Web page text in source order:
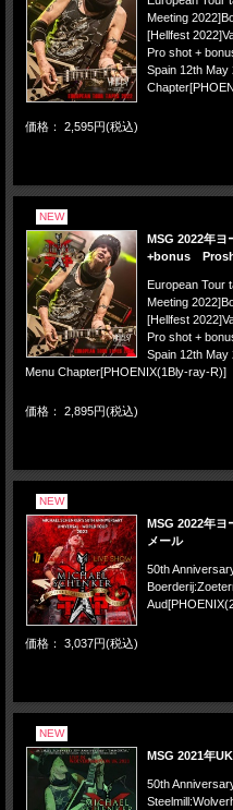
Meeting
[Hellfest
Pro shot +
Spain 12th May
価格： 2,595円(税込)
NEW
MSG 2022年
+bonus
European Tour
Meeting
[Hellfest
Pro shot +
Spain 12th May
Menu Chapter[PHOENIX(1Bly-ray-R)]
価格： 2,895円(税込)
NEW
MSG 2022年ヨ
メール
50th
価格： 3,037円(税込)
NEW
MSG 2021年
50th